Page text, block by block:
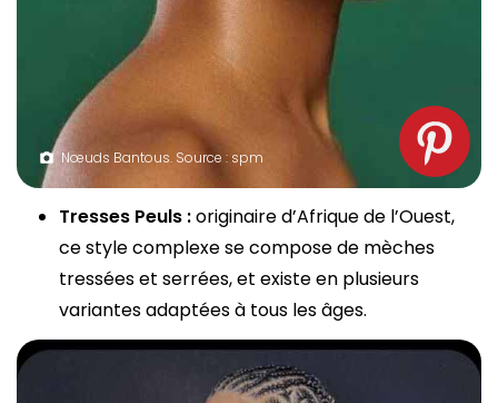
Nœuds Bantous. Source : spm
Tresses Peuls :originaire d’Afrique de l’Ouest,
ce style complexe se compose de mèches
tressées et serrées, et existe en plusieurs
variantes adaptées à tous les âges.